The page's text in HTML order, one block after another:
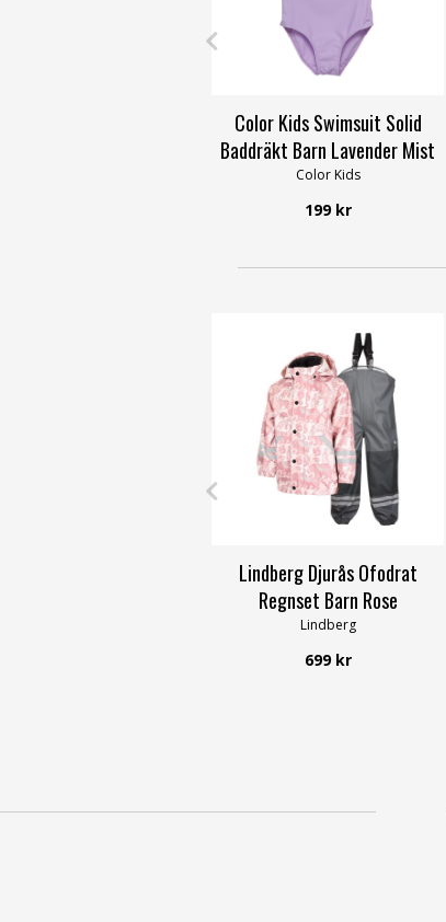
Color Kids Swimsuit Solid
Baddräkt Barn Lavender Mist
Color Kids
199 kr
Lindberg Djurås Ofodrat
Regnset Barn Rose
Lindberg
699 kr